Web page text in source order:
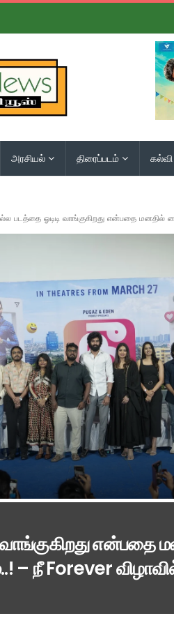
அரசியல் திரைப்படம் கல்வி
படத்தை ஓடிடி வாங்குகிறது என்பதை
வாங்குகிறது என்பதை
நீ Forever